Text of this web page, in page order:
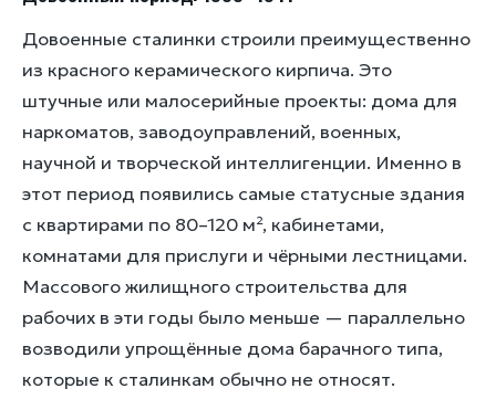
Довоенные сталинки строили преимущественно
из красного керамического кирпича. Это
штучные или малосерийные проекты: дома для
наркоматов, заводоуправлений, военных,
научной и творческой интеллигенции. Именно в
этот период появились самые статусные здания
с квартирами по 80–120 м², кабинетами,
комнатами для прислуги и чёрными лестницами.
Массового жилищного строительства для
рабочих в эти годы было меньше — параллельно
возводили упрощённые дома барачного типа,
которые к сталинкам обычно не относят.